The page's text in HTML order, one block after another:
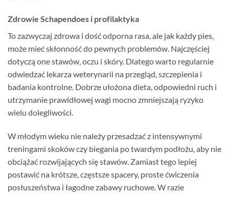
Zdrowie Schapendoes i profilaktyka
To zazwyczaj zdrowa i dość odporna rasa, ale jak każdy pies,
może mieć skłonność do pewnych problemów. Najczęściej
dotyczą one stawów, oczu i skóry. Dlatego warto regularnie
odwiedzać lekarza weterynarii na przegląd, szczepienia i
badania kontrolne. Dobrze ułożona dieta, odpowiedni ruch i
utrzymanie prawidłowej wagi mocno zmniejszają ryzyko
wielu dolegliwości.
W młodym wieku nie należy przesadzać z intensywnymi
treningami skoków czy biegania po twardym podłożu, aby nie
obciążać rozwijających się stawów. Zamiast tego lepiej
postawić na krótsze, częstsze spacery, proste ćwiczenia
posłuszeństwa i łagodne zabawy ruchowe. W razie